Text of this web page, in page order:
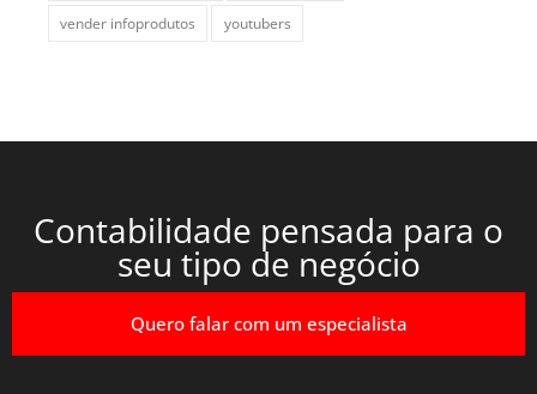
vender infoprodutos
youtubers
Contabilidade pensada para o
seu tipo de negócio
Quero falar com um especialista